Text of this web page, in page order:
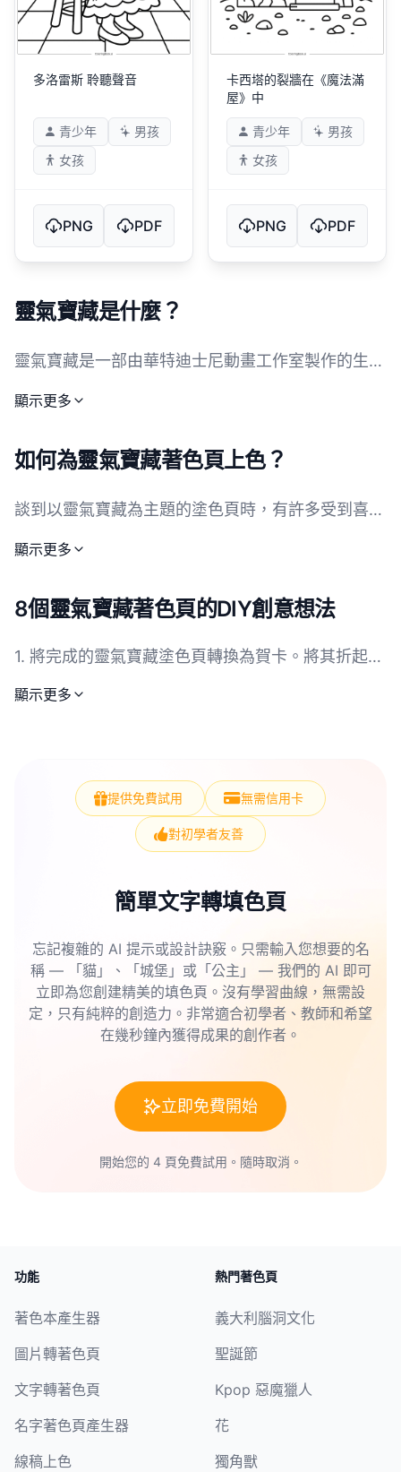
多洛雷斯 聆聽聲音
青少年
男孩
女孩
PNG PDF
卡西塔的裂牆在《魔法滿
屋》中
青少年
男孩
女孩
PNG PDF
靈氣寶藏是什麼？
靈氣寶藏是一部由華特迪士尼動畫工作室製作的生動
動畫電影，講述了生活在哥倫比亞迷人山脈中的馬德
神奇房子裡。每位家庭成員都擁有獨特的魔法天賦，
只有米拉貝爾是唯一的普通馬德里加爾。靈氣寶藏以
其豐富的故事情節、色彩繽紛的動畫和林-曼努埃爾·
心，特別是兒童。該電影呈現了受人喜愛的角色，如
本人。對於靈氣寶藏的粉絲來說，有各種活動可供參
與，包括有趣的塗色頁，可以透過藝術來重現他們最
表達他們的創造力，同時與電影的迷人世界建立聯
你是長期的迪士尼粉絲還是剛接觸靈氣寶藏現象，新
推出的這些塗色頁一定會帶來數小時的樂趣與享受。
顯示更多
如何為靈氣寶藏著色頁上色？
談到以靈氣寶藏為主題的塗色頁時，有許多受到喜愛
的角色和元素可以探索。米拉貝爾、伊莎貝拉和露易
顏色。米拉貝爾通常穿著明亮的綠色和藍色，而伊莎
貝拉則以美麗的紫色和粉紅色著稱。露易莎則經常呈
現土色調。對於製作靈氣寶藏塗色頁的孩子們來說，
塗色任務就已經足夠，而年長的孩子則可能喜歡混合
顏色以創造效果。每個人都會喜歡透過塗色將靈氣寶
藏變成現實的過程！
顯示更多
8個靈氣寶藏著色頁的DIY創意想法
1. 將完成的靈氣寶藏塗色頁轉換為賀卡。將其折起來
3. 製作魔法書簽：剪下一部分靈氣寶藏的塗色頁並
進行覆膜以便在閱讀時使用。
剪成拼圖塊，挑戰你的朋友或家人！
5. 創建迷你畫廊：將幾個靈氣寶藏的塗色頁懸掛在
牆上展示你的創意。
6. 設計風鈴：為你的頁面上色，剪成形狀，並將它們
7. 製作貼紙：掃描靈氣寶藏的塗色頁，打印在貼紙紙
上並剪下來，製作有趣的貼紙。
顯示更多
提供免費試用 無需信用卡
對初學者友善
簡單文字轉填色頁
忘記複雜的 AI 提示或設計訣竅。只需輸入您想要的名
稱 — 「貓」、「城堡」或「公主」 — 我們的 AI 即可
立即為您創建精美的填色頁。沒有學習曲線，無需設
定，只有純粹的創造力。非常適合初學者、教師和希望
在幾秒鐘內獲得成果的創作者。
立即免費開始
開始您的 4 頁免費試用。隨時取消。
功能
著色本產生器
圖片轉著色頁
文字轉著色頁
名字著色頁產生器
線稿上色
熱門著色頁
義大利腦洞文化
聖誕節
Kpop 惡魔獵人
花
獨角獸